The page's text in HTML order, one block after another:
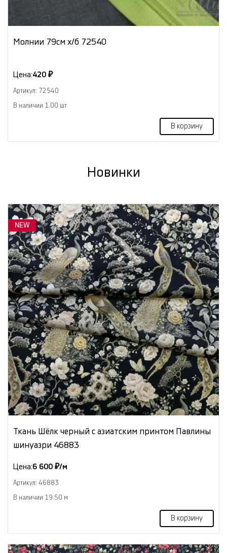
Молнии 79см х/б 72540
Цена:420 ₽
Артикул: 72540
В наличии 1.00 шт
В корзину
Новинки
NEW
Ткань Шёлк черный с азиатским принтом Павлины
шинуазри 46883
Цена:6 600 ₽/м
Артикул: 46883
В наличии 19.50 м
В корзину